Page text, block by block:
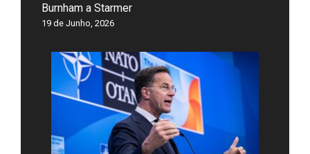
Burnham a Starmer
19 de Junho, 2026